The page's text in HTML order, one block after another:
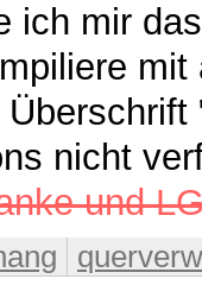
ich mir
nicht
und